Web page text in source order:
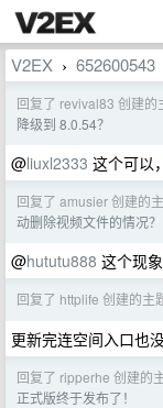
V2EX › 652600543
回复了 revival83 创建的
降级到 8.0.54？
@liuxl2333 这个可以
回复了 amusier 创建的
动删除视频文件的情况？
@hututu888 这个现
回复了 httplife 创建的主
更新完连空间入口也
回复了 ripperhe 创建的
正式版终于发布了！